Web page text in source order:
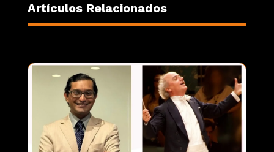
Artículos Relacionados